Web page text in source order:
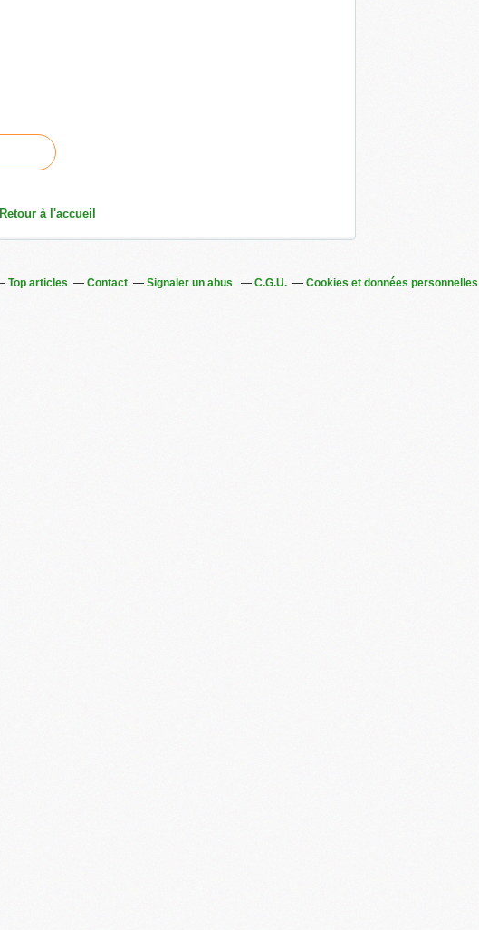
Retour à l'accueil
Top articles Contact Signaler un abus C.G.U. Cookies et données personnelles